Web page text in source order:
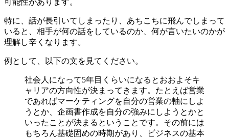
可能性があります。
特に、話が長引いてしまったり、あちこちに飛んでしまって
いると、相手が何の話をしているのか、何が言いたいのかが
理解し辛くなります。
例として、以下の文を見てください。
社会人になって5年目くらいになるとおおよそキ
ャリアの方向性が決まってきます。たとえば営業
であればマーケティングを自分の営業の軸にしよ
うとか、企画書作成を自分の強みにしようとかと
いったことが決まるということです。その前には
もちろん基礎固めの時期があり、ビジネスの基本